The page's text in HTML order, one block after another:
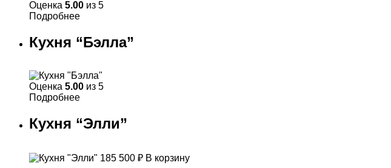
Оценка 5.00 из 5
Подробнее
Кухня “Бэлла”
Оценка 5.00 из 5
Подробнее
Кухня “Элли”
185 500 ₽ В корзину